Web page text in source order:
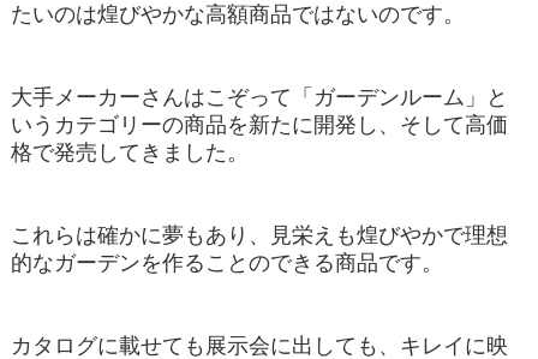
たいのは煌びやかな高額商品ではないのです。
大手メーカーさんはこぞって「ガーデンルーム」と
いうカテゴリーの商品を新たに開発し、そして高価
格で発売してきました。
これらは確かに夢もあり、見栄えも煌びやかで理想
的なガーデンを作ることのできる商品です。
カタログに載せても展示会に出しても、キレイに映